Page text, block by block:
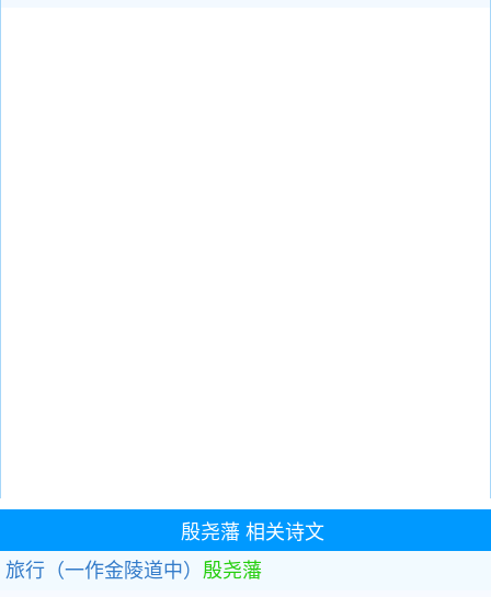
殷尧藩相关诗文
旅行（一作金陵道中） 殷尧藩